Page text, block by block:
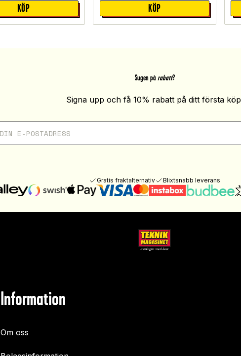
KÖP
KÖP
Sugen på rabatt?
Signa upp och få 10% rabatt på ditt första
Gratis fraktalternativ Blixtsnabb leverans
Information
Om oss